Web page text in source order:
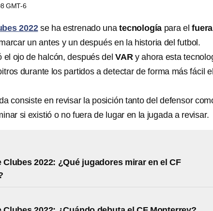
GMT-6
2022 se ha estrenado unatecnología para el
un antes y un después en la historia del futbol.
el ojo de halcón, después delVARy ahora esta
durante los partidos a detectar de forma más fácil
consiste en revisar la posición tanto del defensor
si existió o no fuera de lugar en la jugada a revisar.
Clubes 2022: ¿Qué jugadores mirar en el CF